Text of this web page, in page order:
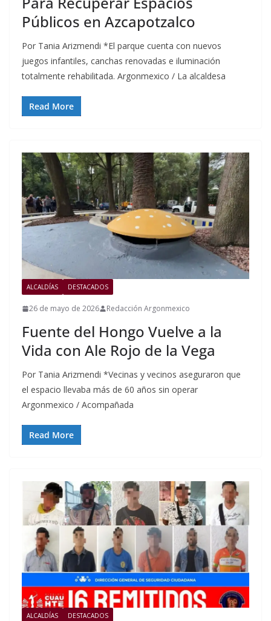
Públicos en Azcapotzalco
Por Tania Arizmendi *El parque cuenta con nuevos
juegos infantiles, canchas renovadas e iluminación
totalmente rehabilitada. Argonmexico / La alcaldesa
Read More
ALCALDÍAS DESTACADOS
26 de mayo de 2026 Redacción Argonmexico
Fuente del Hongo Vuelve a la
Vida con Ale Rojo de la Vega
Por Tania Arizmendi *Vecinas y vecinos aseguraron que
el espacio llevaba más de 60 años sin operar
Argonmexico / Acompañada
Read More
ALCALDÍAS DESTACADOS